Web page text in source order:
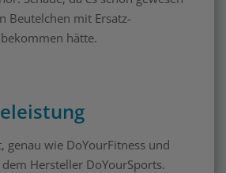
Beutelchen mit Ersatz-
hätte.
genau wie DoYourFitness und
Hersteller DoYourSports.